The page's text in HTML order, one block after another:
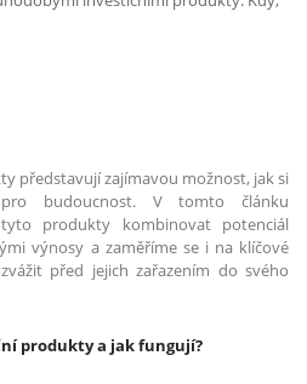
představují zajímavou možnost, jak si
budoucnost. V tomto článku
produkty kombinovat potenciál
výnosy a zaměříme se i na klíčové
před jejich zařazením do svého
produkty a jak fungují?